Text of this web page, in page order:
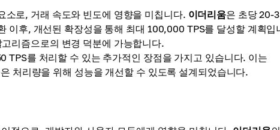
소로, 거래 속도와 빈도에 영향을 미칩니다. 이더리움은 초당 20-
이후, 개선된 확장성을 통해 최대 100,000 TPS를 달성할 계획입
리즘으로의 변경 덕분에 가능합니다.
TPS를 처리할 수 있는 추가적인 장점을 가지고 있습니다. 이는
처리량을 위해 성능을 개선할 수 있도록 설계되었습니다.